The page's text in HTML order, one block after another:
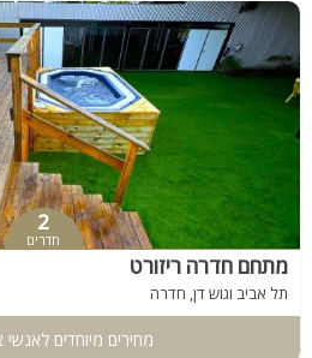
2
חדרים
מתחם חדרה ריזורט
תל אביב וגוש דן, חדרה
מחירים מיוחדים